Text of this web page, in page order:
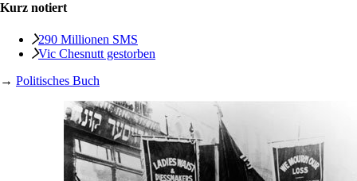
Kurz notiert
290 Millionen SMS
Vic Chesnutt gestorben
→ Politisches Buch